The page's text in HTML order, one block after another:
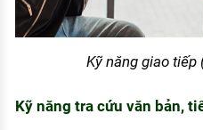
Kỹ năng giao
Kỹ năng tra cứu văn bản,